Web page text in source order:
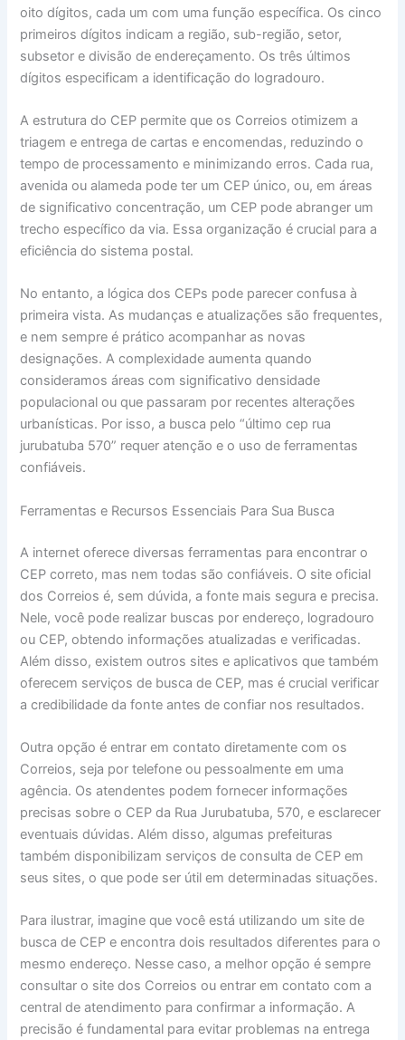
oito dígitos, cada um com uma função específica. Os cinco
primeiros dígitos indicam a região, sub-região, setor,
subsetor e divisão de endereçamento. Os três últimos
dígitos especificam a identificação do logradouro.
A estrutura do CEP permite que os Correios otimizem a
triagem e entrega de cartas e encomendas, reduzindo o
tempo de processamento e minimizando erros. Cada rua,
avenida ou alameda pode ter um CEP único, ou, em áreas
de significativo concentração, um CEP pode abranger um
trecho específico da via. Essa organização é crucial para a
eficiência do sistema postal.
No entanto, a lógica dos CEPs pode parecer confusa à
primeira vista. As mudanças e atualizações são frequentes,
e nem sempre é prático acompanhar as novas
designações. A complexidade aumenta quando
consideramos áreas com significativo densidade
populacional ou que passaram por recentes alterações
urbanísticas. Por isso, a busca pelo “último cep rua
jurubatuba 570” requer atenção e o uso de ferramentas
confiáveis.
Ferramentas e Recursos Essenciais Para Sua Busca
A internet oferece diversas ferramentas para encontrar o
CEP correto, mas nem todas são confiáveis. O site oficial
dos Correios é, sem dúvida, a fonte mais segura e precisa.
Nele, você pode realizar buscas por endereço, logradouro
ou CEP, obtendo informações atualizadas e verificadas.
Além disso, existem outros sites e aplicativos que também
oferecem serviços de busca de CEP, mas é crucial verificar
a credibilidade da fonte antes de confiar nos resultados.
Outra opção é entrar em contato diretamente com os
Correios, seja por telefone ou pessoalmente em uma
agência. Os atendentes podem fornecer informações
precisas sobre o CEP da Rua Jurubatuba, 570, e esclarecer
eventuais dúvidas. Além disso, algumas prefeituras
também disponibilizam serviços de consulta de CEP em
seus sites, o que pode ser útil em determinadas situações.
Para ilustrar, imagine que você está utilizando um site de
busca de CEP e encontra dois resultados diferentes para o
mesmo endereço. Nesse caso, a melhor opção é sempre
consultar o site dos Correios ou entrar em contato com a
central de atendimento para confirmar a informação. A
precisão é fundamental para evitar problemas na entrega